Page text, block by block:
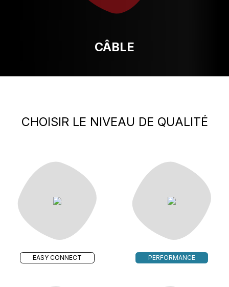
CÂBLE
CHOISIR LE NIVEAU DE QUALITÉ
EASY CONNECT PERFORMANCE